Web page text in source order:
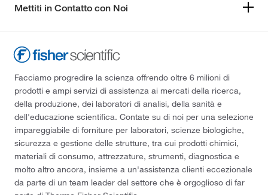
Mettiti in Contatto con Noi
Facciamo progredire la scienza offrendo oltre 6 milioni di
prodotti e ampi servizi di assistenza ai mercati della ricerca,
della produzione, dei laboratori di analisi, della sanità e
dell'educazione scientifica. Contate su di noi per una selezione
impareggiabile di forniture per laboratori, scienze biologiche,
sicurezza e gestione delle strutture, tra cui prodotti chimici,
materiali di consumo, attrezzature, strumenti, diagnostica e
molto altro ancora, insieme a un'assistenza clienti eccezionale
da parte di un team leader del settore che è orgoglioso di far